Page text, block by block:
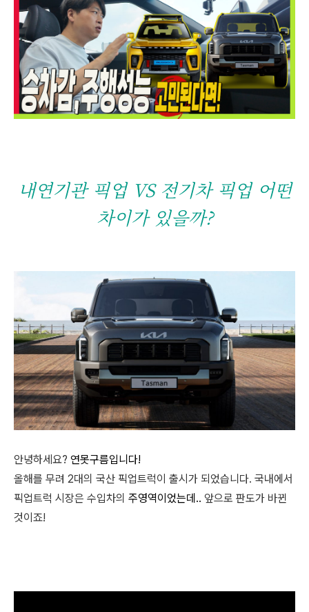
내연기관 픽업 VS 전기차 픽업 어떤
차이가 있을까?
안녕하세요? 연못구름입니다!
올해를 무려 2대의 국산 픽업트럭이 출시가 되었습니다. 국내에서
픽업트럭 시장은 수입차의 주영역이었는데.. 앞으로 판도가 바뀐
것이죠!